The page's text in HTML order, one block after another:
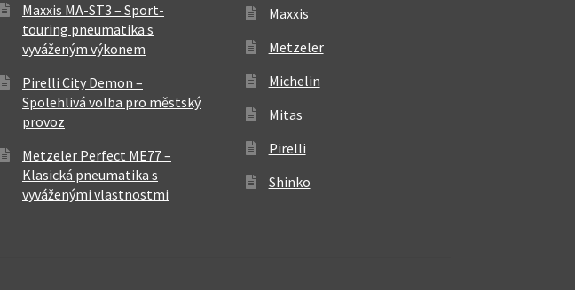
Maxxis MA-ST3 – Sport-
touring pneumatika s
vyváženým výkonem
Pirelli City Demon –
Spolehlivá volba pro městský
provoz
Metzeler Perfect ME77 –
Klasická pneumatika s
vyváženými vlastnostmi
Maxxis
Metzeler
Michelin
Mitas
Pirelli
Shinko